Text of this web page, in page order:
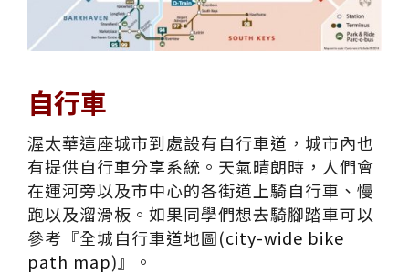
自行車
渥太華這座城市到處設有自行車道，城市內也
有提供自行車分享系統。天氣晴朗時，人們會
在運河旁以及市中心的各街道上騎自行車、慢
跑以及溜滑板。如果同學們想去騎腳踏車可以
參考『全城自行車道地圖(city-wide bike
path map)』。